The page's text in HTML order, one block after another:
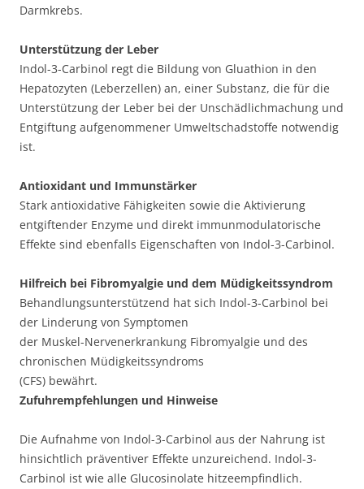
Darmkrebs.
Unterstützung der Leber
Indol-3-Carbinol regt die Bildung von Gluathion in den
Hepatozyten (Leberzellen) an, einer Substanz, die für die
Unterstützung der Leber bei der Unschädlichmachung und
Entgiftung aufgenommener Umweltschadstoffe notwendig
ist.
Antioxidant und Immunstärker
Stark antioxidative Fähigkeiten sowie die Aktivierung
entgiftender Enzyme und direkt immunmodulatorische
Effekte sind ebenfalls Eigenschaften von Indol-3-Carbinol.
Hilfreich bei Fibromyalgie und dem Müdigkeitssyndrom
Behandlungsunterstützend hat sich Indol-3-Carbinol bei
der Linderung von Symptomen
der Muskel-Nervenerkrankung Fibromyalgie und des
chronischen Müdigkeitssyndroms
(CFS) bewährt.
Zufuhrempfehlungen und Hinweise
Die Aufnahme von Indol-3-Carbinol aus der Nahrung ist
hinsichtlich präventiver Effekte unzureichend. Indol-3-
Carbinol ist wie alle Glucosinolate hitzeempfindlich.